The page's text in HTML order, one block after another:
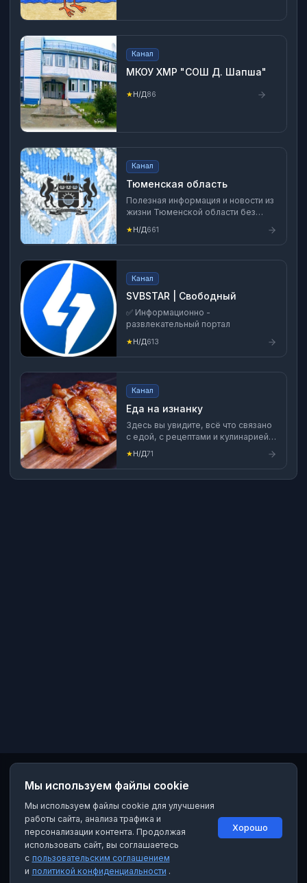
Канал
МКОУ ХМР "СОШ Д. Шапша"
★Н/Д86
Канал
Тюменская область
Полезная информация и новости из
жизни Тюменской области без
рекламы Ознакомьтесь с
правилами поведения в канале:
clck.ru/3NBMHH
★Н/Д661
Канал
SVBSTAR | Свободный
✅ Информационно -
развлекательный портал
★Н/Д613
Канал
Еда на изнанку
Здесь вы увидите, всë что связано
с едой, с рецептами и кулинарией
со всего мира
★ Н/Д71
Мы используем файлы cookie
Мы используем файлы cookie для улучшения
работы сайта, анализа трафика и
персонализации контента. Продолжая
использовать сайт, вы соглашаетесь
с пользовательским соглашением
и политикой конфиденциальности .
Хорошо